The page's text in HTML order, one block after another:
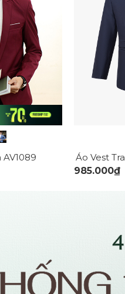
cổ điển nhưng không
lịch và nam tính cho
tạo form dáng chuẩn
cho sản phẫm cũng như
985.000₫